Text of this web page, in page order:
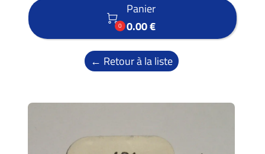

0
Panier
0.00 €
← Retour à la liste